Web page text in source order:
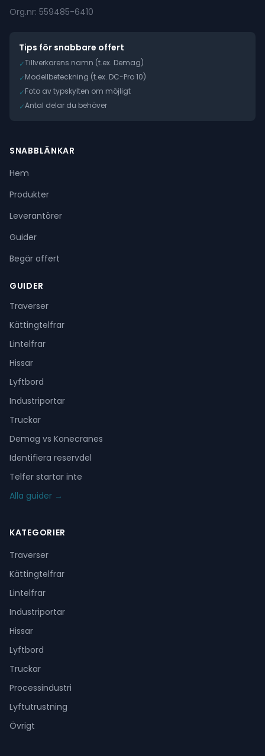
Org.nr: 559485-6410
Tips för snabbare offert
✓Tillverkarens namn (t.ex. Demag)
✓Modellbeteckning (t.ex. DC-Pro 10)
✓Foto av typskylten om möjligt
✓Antal delar du behöver
SNABBLÄNKAR
Hem
Produkter
Leverantörer
Guider
Begär offert
GUIDER
Traverser
Kättingtelfrar
Lintelfrar
Hissar
Lyftbord
Industriportar
Truckar
Demag vs Konecranes
Identifiera reservdel
Telfer startar inte
Alla guider →
KATEGORIER
Traverser
Kättingtelfrar
Lintelfrar
Industriportar
Hissar
Lyftbord
Truckar
Processindustri
Lyftutrustning
Övrigt